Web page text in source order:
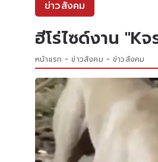
ข่าวสังคม
ฮีโร่ไซด์งาน "K
หน้าแรก ข่าวสังคม ข่าวสังคม